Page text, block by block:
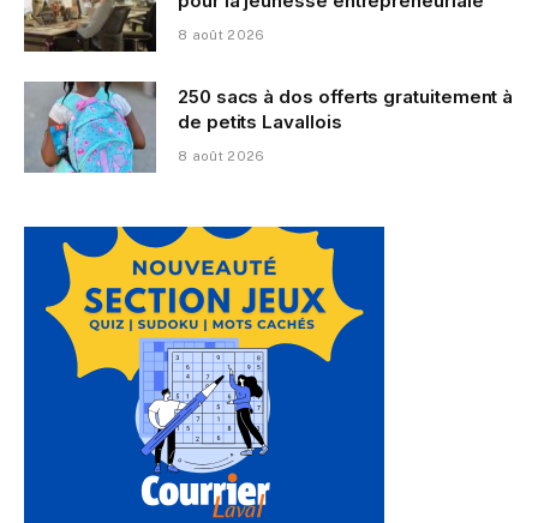
8 août 2026
250 sacs à dos offerts gratuitement à
de petits Lavallois
8 août 2026